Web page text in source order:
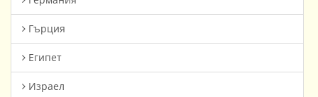
Гърция
Египет
Израел